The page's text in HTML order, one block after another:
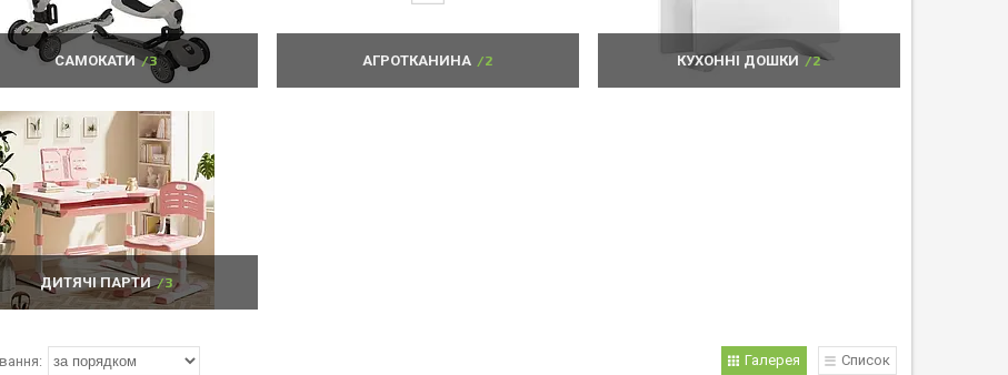
САМОКАТИ 3 АГРОТКАНИНА 2 КУХОННІ ДОШКИ 2
ДИТЯЧІ ПАРТИ 3
Галерея Список